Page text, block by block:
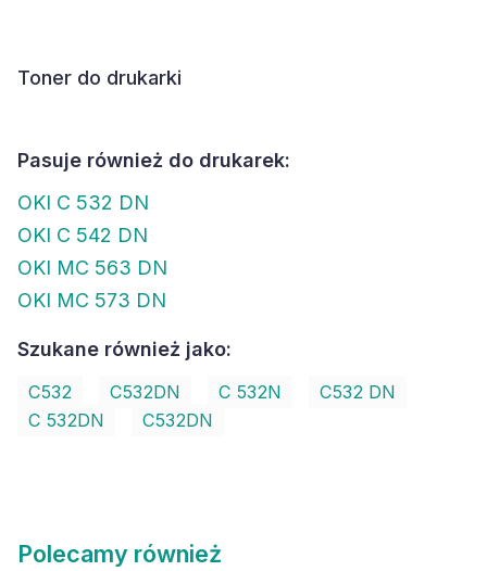
Toner do drukarki
Pasuje również do drukarek:
OKI C 532 DN
OKI C 542 DN
OKI MC 563 DN
OKI MC 573 DN
Szukane również jako:
C532 C532DN C 532N
C532 DN
C 532DN
C532DN
Polecamy również